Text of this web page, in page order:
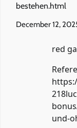
bestehen.html
December 12,
red
und-